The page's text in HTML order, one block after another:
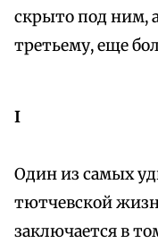
скрыто под ним,
третьему, еще
I
Один из самых
тютчевской
заключается в